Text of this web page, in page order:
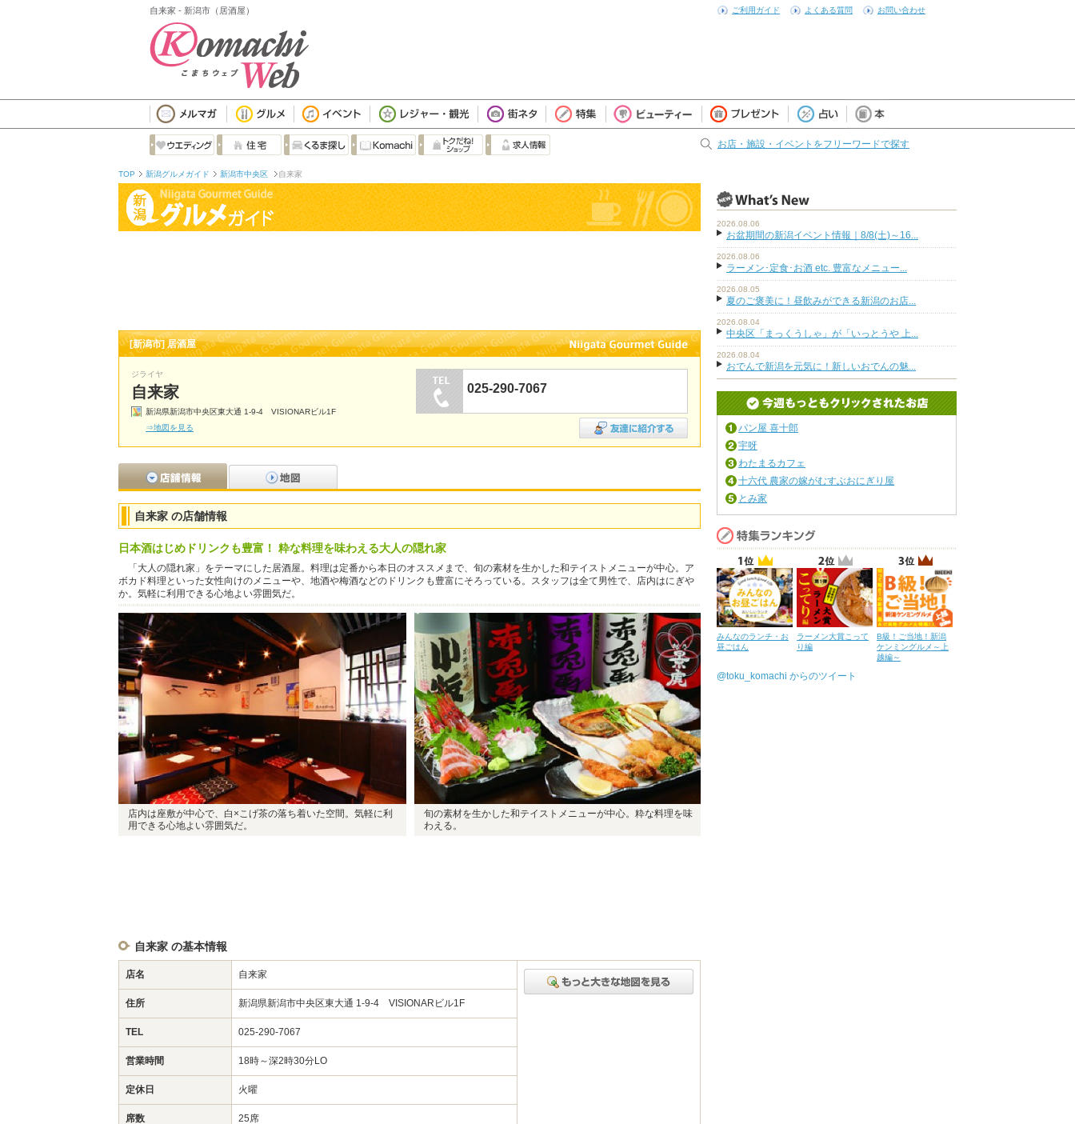
自来家 - 新潟市（居酒屋） ご利用ガイド よくある質問 お問い合わせ
お店・施設・イベントをフリーワードで探す
TOP 新潟グルメガイド 新潟市中央区 自来家
[新潟市] 居酒屋
ジライヤ
自来家
新潟県新潟市中央区東大通 1-9-4 VISIONARビル1F
⇒地図を見る
025-290-7067
自来家 の店舗情報
日本酒はじめドリンクも豊富！ 粋な料理を味わえる大人の隠れ家
「大人の隠れ家」をテーマにした居酒屋。料理は定番から本日のオススメまで、旬の素材を生かした和テイストメニューが中心。ア
ボカド料理といった女性向けのメニューや、地酒や梅酒などのドリンクも豊富にそろっている。スタッフは全て男性で、店内はにぎや
か。気軽に利用できる心地よい雰囲気だ。
店内は座敷が中心で、白×こげ茶の落ち着いた空間。気軽に利
用できる心地よい雰囲気だ。
旬の素材を生かした和テイストメニューが中心。粋な料理を味
わえる。
自来家 の基本情報
店名 自来家
住所 新潟県新潟市中央区東大通 1-9-4 VISIONARビル1F
TEL 025-290-7067
営業時間 18時～深2時30分LO
定休日 火曜
席数 25席
2026.08.06
お盆期間の新潟イベント情報｜8/8(土)～16...
2026.08.06
ラーメン･定食･お酒 etc. 豊富なメニュー...
2026.08.05
夏のご褒美に！昼飲みができる新潟のお店...
2026.08.04
中央区「まっくうしゃ」が「いっとうや 上...
2026.08.04
おでんで新潟を元気に！新しいおでんの魅...
パン屋 喜十郎
宇呀
わたまるカフェ
十六代 農家の嫁がむすぶおにぎり屋
とみ家
みんなのランチ・お
昼ごはん
ラーメン大賞こって
り編
B級！ご当地！新潟
ケンミングルメ～上
越編～
@toku_komachi からのツイート